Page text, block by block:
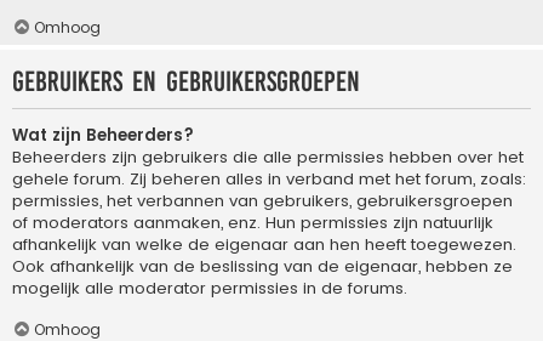
Omhoog
Gebruikers en gebruikersgroepen
Wat zijn Beheerders?
Beheerders zijn gebruikers die alle permissies hebben over het
gehele forum. Zij beheren alles in verband met het forum, zoals:
permissies, het verbannen van gebruikers, gebruikersgroepen
of moderators aanmaken, enz. Hun permissies zijn natuurlijk
afhankelijk van welke de eigenaar aan hen heeft toegewezen.
Ook afhankelijk van de beslissing van de eigenaar, hebben ze
mogelijk alle moderator permissies in de forums.
Omhoog